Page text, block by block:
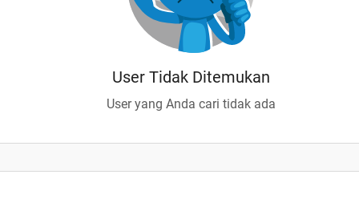
User Tidak Ditemukan
User yang Anda cari tidak ada